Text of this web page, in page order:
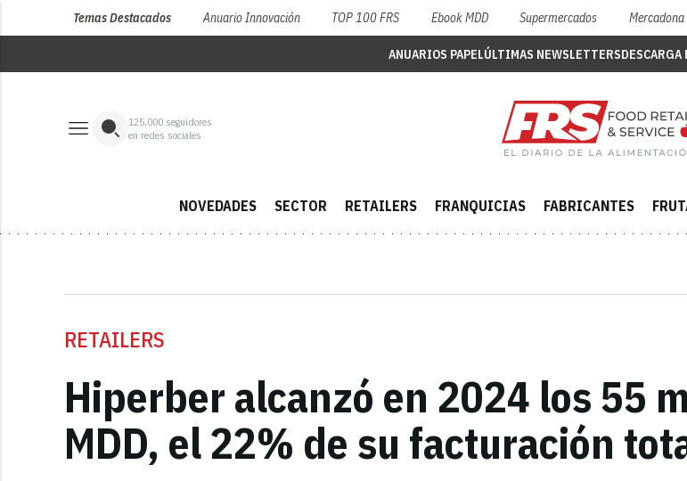
Temas Destacados Anuario Innovación TOP 100 FRS Ebook MDD Supermercados Mercadona
ANUARIOS PAPELÚLTIMAS NEWSLETTERSDESCARGA
125,000 seguidores
en redes sociales
NOVEDADES SECTOR RETAILERS FRANQUICIAS FABRICANTES
RETAILERS
Hiperber alcanzó en 2024 los 55
MDD, el 22% de su facturación